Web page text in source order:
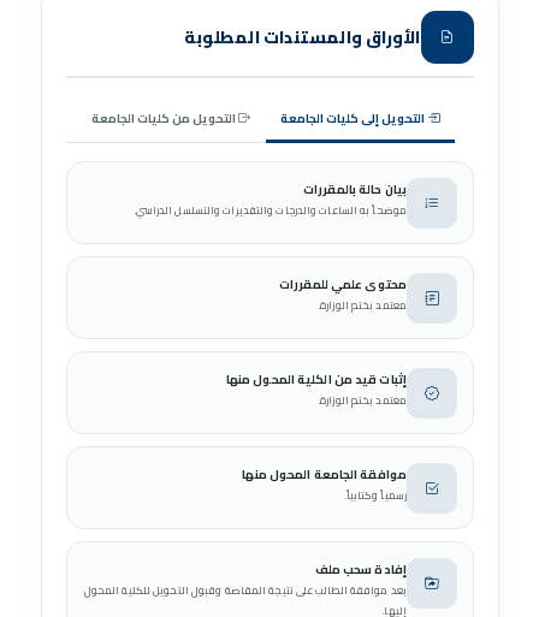
الأوراق والمستندات المطلوبة
التحويل إلى كليات الجامعة التحويل من كليات الجامعة
بيان حالة بالمقررات
موضحاً به الساعات والدرجات والتقديرات والتسلسل الدراسي.
محتوى علمي للمقررات
معتمد بختم الوزارة.
إثبات قيد من الكلية المحول منها
معتمد بختم الوزارة.
موافقة الجامعة المحول منها
رسمياً وكتابياً.
إفادة سحب ملف
بعد موافقة الطالب على نتيجة المقاصة وقبول التحويل للكلية المحول
إليها.